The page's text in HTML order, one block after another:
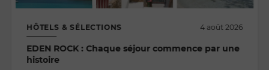
HÔTELS & SÉLECTIONS 4 août 2026
EDEN ROCK : Chaque séjour commence par une
histoire